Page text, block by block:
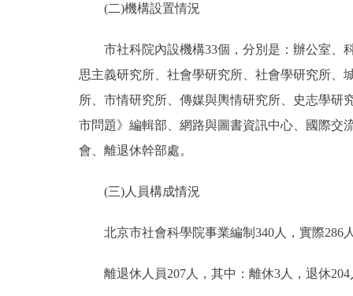
(二)機構設置情況
市社科院內設機構33個，分別是：辦公室、
思主義研究所、社會學研究所、社會學研究所、
所、市情研究所、傳媒與輿情研究所、史志學
市問題》編輯部、網路與圖書資訊中心、國際交
會、離退休幹部處。
(三)人員構成情況
北京市社會科學院事業編制340人，實際286
離退休人員207人，其中：離休3人，退休204